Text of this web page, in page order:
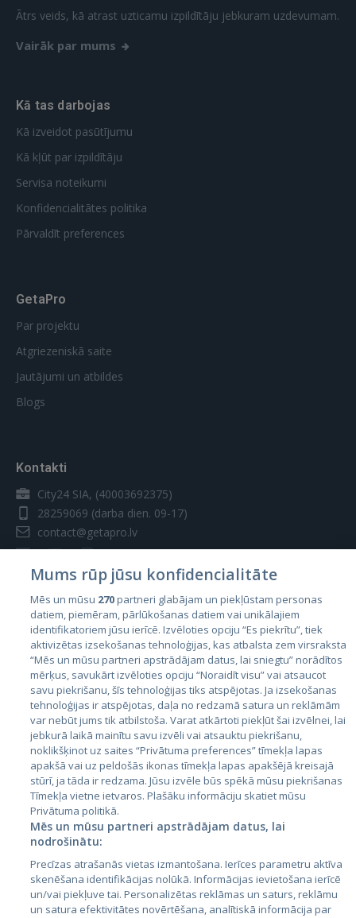
Ātrs veids, kā atrast uzticamu izpildītāju jebkuram uzdevumam.
Vairāk par mums
Kā tas darbojas
Kā izveidot pasūtījumu
Kā kļūt par izpildītāju
Servisa noteikumi
Konfidencialitātes politika
Pārvaldīt preferences
GetaPro
Par projektu
Atgriezeniskā saite
Jautājumi un atbildes
Blogs
Kontakti
City24 SIA, (40003692375)
28259069 (darba dien. 09-17)
contact@getapro.lv
Valstis
Igaunija
Latvija
Lietuva
City24.lv
City24.ee
GetaPro.lv
GetaPro.ee
Kainos.lt
Paslaugos.lt
auto24.ee
Mums rūp jūsu konfidencialitāte
Mēs un mūsu 270partneri glabājam un piekļūstam personas
datiem, piemēram, pārlūkošanas datiem vai unikālajiem
identifikatoriem jūsu ierīcē. Izvēloties opciju “Es piekrītu”, tiek
aktivizētas izsekošanas tehnoloģijas, kas atbalsta zem virsraksta
“Mēs un mūsu partneri apstrādājam datus, lai sniegtu” norādītos
mērķus, savukārt izvēloties opciju “Noraidīt visu” vai atsaucot
savu piekrišanu, šīs tehnoloģijas tiks atspējotas. Ja izsekošanas
tehnoloģijas ir atspējotas, daļa no redzamā satura un reklāmām
var nebūt jums tik atbilstoša. Varat atkārtoti piekļūt šai izvēlnei, lai
jebkurā laikā mainītu savu izvēli vai atsauktu piekrišanu,
noklikšķinot uz saites “Privātuma preferences” tīmekļa lapas
apakšā vai uz peldošās ikonas tīmekļa lapas apakšējā kreisajā
stūrī, ja tāda ir redzama. Jūsu izvēle būs spēkā mūsu piekrišanas
Tīmekļa vietne ietvaros. Plašāku informāciju skatiet mūsu
Privātuma politikā.
Mēs un mūsu partneri apstrādājam datus, lai
nodrošinātu:
Precīzas atrašanās vietas izmantošana. Ierīces parametru aktīva
skenēšana identifikācijas nolūkā. Informācijas ievietošana ierīcē
un/vai piekļuve tai. Personalizētas reklāmas un saturs, reklāmu
un satura efektivitātes novērtēšana, analītiskā informācija par